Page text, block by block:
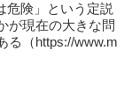
危険」という定説
が現在の大きな問
る（https://www.m